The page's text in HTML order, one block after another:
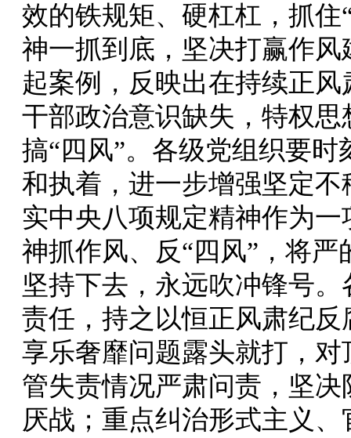
效的铁规矩、硬杠杠，抓
神一抓到底，坚决打赢作
起案例，反映出在持续正
干部政治意识缺失，特权
搞“四风”。各级党组织要
和执着，进一步增强坚定
实中央八项规定精神作为
神抓作风、反“四风”，将
坚持下去，永远吹冲锋号
责任，持之以恒正风肃纪
享乐奢靡问题露头就打，
管失责情况严肃问责，坚
厌战；重点纠治形式主义